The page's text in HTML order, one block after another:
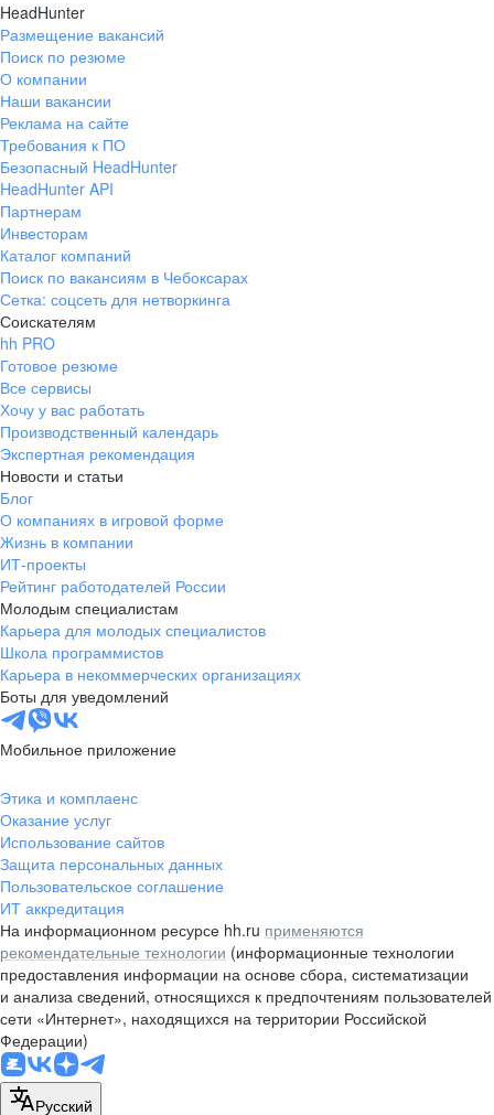
HeadHunter
Размещение вакансий
Поиск по резюме
О компании
Наши вакансии
Реклама на сайте
Требования к ПО
Безопасный HeadHunter
HeadHunter API
Партнерам
Инвесторам
Каталог компаний
Поиск по вакансиям в Чебоксарах
Сетка: соцсеть для нетворкинга
Соискателям
hh PRO
Готовое резюме
Все сервисы
Хочу у вас работать
Производственный календарь
Экспертная рекомендация
Новости и статьи
Блог
О компаниях в игровой форме
Жизнь в компании
ИТ-проекты
Рейтинг работодателей России
Молодым специалистам
Карьера для молодых специалистов
Школа программистов
Карьера в некоммерческих организациях
Боты для уведомлений
Мобильное приложение
Этика и комплаенс
Оказание услуг
Использование сайтов
Защита персональных данных
Пользовательское соглашение
ИТ аккредитация
На информационном ресурсе hh.ru применяются
рекомендательные технологии (информационные технологии
предоставления информации на основе сбора, систематизации
и анализа сведений, относящихся к предпочтениям пользователей
сети «Интернет», находящихся на территории Российской
Федерации)
Русский